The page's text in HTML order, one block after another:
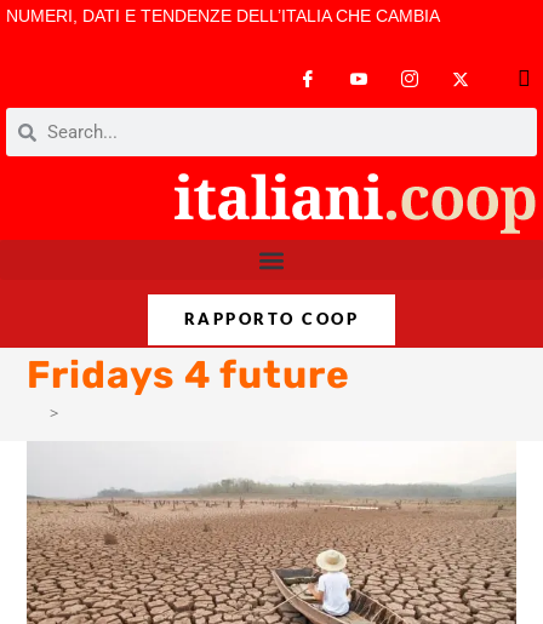
NUMERI, DATI E TENDENZE DELL’ITALIA CHE CAMBIA
RAPPORTO COOP
Fridays 4 future
>